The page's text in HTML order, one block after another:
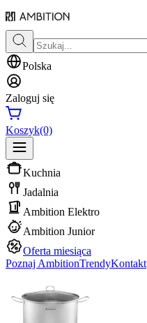
Polska
Zaloguj się
Koszyk(0)
Kuchnia
Jadalnia
Ambition Elektro
Ambition Junior
Oferta miesiąca
Poznaj AmbitionTrendyKontakt